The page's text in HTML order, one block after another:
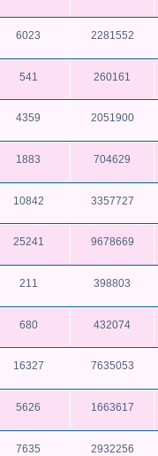
6023 2281552
541 260161
4359 2051900
1883 704629
10842 3357727
25241 9678669
211 398803
680 432074
16327 7635053
5626 1663617
7635 2932256